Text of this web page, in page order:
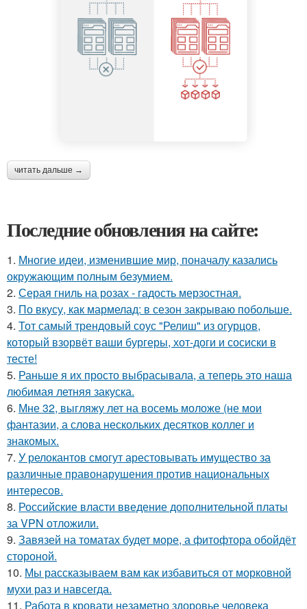
читать дальше →
Последние обновления на сайте:
1. Многие идеи, изменившие мир, поначалу казались
окружающим полным безумием.
2. Серая гниль на розах - гадость мерзостная.
3. По вкусу, как мармелад: в сезон закрываю побольше.
4. Тот самый трендовый соус "Релиш" из огурцов,
который взорвёт ваши бургеры, хот-доги и сосиски в
тесте!
5. Раньше я их просто выбрасывала, а теперь это наша
любимая летняя закуска.
6. Мне 32, выгляжу лет на восемь моложе (не мои
фантазии, а слова нескольких десятков коллег и
знакомых.
7. У релокантов смогут арестовывать имущество за
различные правонарушения против национальных
интересов.
8. Российские власти введение дополнительной платы
за VPN отложили.
9. Завязей на томатах будет море, а фитофтора обойдёт
стороной.
10. Мы рассказываем вам как избавиться от морковной
мухи раз и навсегда.
11. Работа в кровати незаметно здоровье человека